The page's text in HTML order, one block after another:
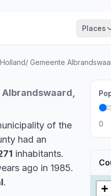
Places
/ Gemeente
of the
had an
inhabitants.
ago in 1985.
.
0
+